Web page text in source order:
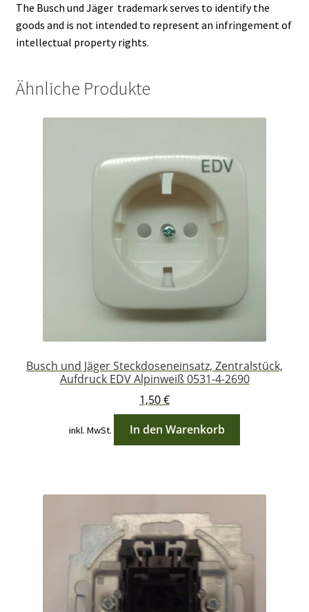
The Busch und Jäger trademark serves to identify the
goods and is not intended to represent an infringement of
intellectual property rights.
Ähnliche Produkte
Busch und Jäger Steckdoseneinsatz, Zentralstück,
Aufdruck EDV Alpinweiß 0531-4-2690
1,50€
inkl. MwSt. In den Warenkorb